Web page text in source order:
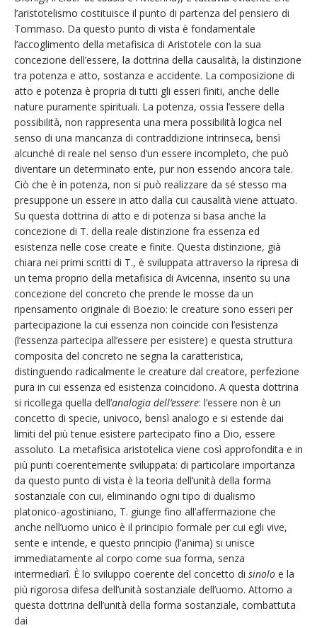
l’aristotelismo costituisce il punto di partenza del pensiero di
Tommaso. Da questo punto di vista è fondamentale
l’accoglimento della metafisica di Aristotele con la sua
concezione dell’essere, la dottrina della causalità, la distinzione
tra potenza e atto, sostanza e accidente. La composizione di
atto e potenza è propria di tutti gli esseri finiti, anche delle
nature puramente spirituali. La potenza, ossia l’essere della
possibilità, non rappresenta una mera possibilità logica nel
senso di una mancanza di contraddizione intrinseca, bensì
alcunché di reale nel senso d’un essere incompleto, che può
diventare un determinato ente, pur non essendo ancora tale.
Ciò che è in potenza, non si può realizzare da sé stesso ma
presuppone un essere in atto dalla cui causalità viene attuato.
Su questa dottrina di atto e di potenza si basa anche la
concezione di T. della reale distinzione fra essenza ed
esistenza nelle cose create e finite. Questa distinzione, già
chiara nei primi scritti di T., è sviluppata attraverso la ripresa di
un tema proprio della metafisica di Avicenna, inserito su una
concezione del concreto che prende le mosse da un
ripensamento originale di Boezio: le creature sono esseri per
partecipazione la cui essenza non coincide con l’esistenza
(l’essenza partecipa all’essere per esistere) e questa struttura
composita del concreto ne segna la caratteristica,
distinguendo radicalmente le creature dal creatore, perfezione
pura in cui essenza ed esistenza coincidono. A questa dottrina
si ricollega quella dell’analogia dell’essere: l’essere non è un
concetto di specie, univoco, bensì analogo e si estende dai
limiti del più tenue esistere partecipato fino a Dio, essere
assoluto. La metafisica aristotelica viene così approfondita e in
più punti coerentemente sviluppata: di particolare importanza
da questo punto di vista è la teoria dell’unità della forma
sostanziale con cui, eliminando ogni tipo di dualismo
platonico-agostiniano, T. giunge fino all’affermazione che
anche nell’uomo unico è il principio formale per cui egli vive,
sente e intende, e questo principio (l’anima) si unisce
immediatamente al corpo come sua forma, senza
intermediarî. È lo sviluppo coerente del concetto di sinolo e la
più rigorosa difesa dell’unità sostanziale dell’uomo. Attorno a
questa dottrina dell’unità della forma sostanziale, combattuta
dai